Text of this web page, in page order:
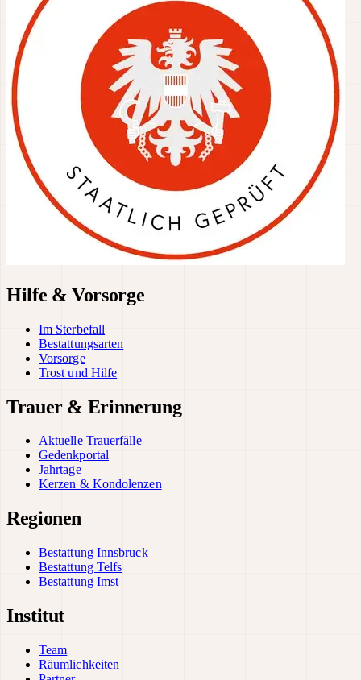
Hilfe & Vorsorge
Im Sterbefall
Bestattungsarten
Vorsorge
Trost und Hilfe
Trauer & Erinnerung
Aktuelle Trauerfälle
Gedenkportal
Jahrtage
Kerzen & Kondolenzen
Regionen
Bestattung Innsbruck
Bestattung Telfs
Bestattung Imst
Institut
Team
Räumlichkeiten